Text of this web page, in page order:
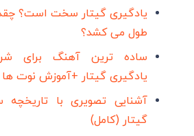
یادگیری گیتار سخت است؟
طول می کشد؟
ساده ترین آهنگ برای
یادگیری گیتار +آموزش نوت ها
آشنایی تصویری با تاریخچه
گیتار (کامل)